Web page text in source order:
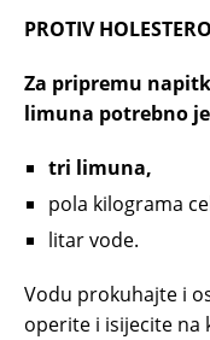
PROTIV
Za pripremu
limuna potrebno
tri limuna,
pola kilograma
litar vode.
Vodu prokuhajte i
operite i isijecite na